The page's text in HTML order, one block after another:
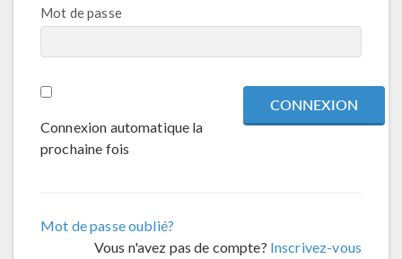
Mot de passe
Connexion automatique la
prochaine fois
Mot de passe oublié?
Vous n'avez pas de compte? Inscrivez-vous